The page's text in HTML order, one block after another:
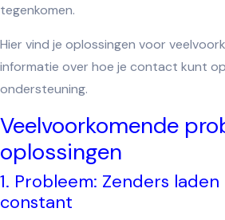
tegenkomen.
Hier vind je oplossingen voor
informatie over hoe je contact kunt
ondersteuning.
Veelvoorkomende
oplossingen
1. Probleem: Zenders
constant